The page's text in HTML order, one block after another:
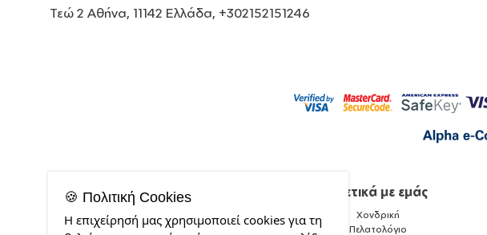
Τεώ 2 Αθήνα, 11142 Ελλάδα, +302152151246
Σχετικά με εμάς
Χονδρική
Πελατολόγιο
🍪 Πολιτική Cookies
Η επιχείρησή μας χρησιμοποιεί cookies για τη